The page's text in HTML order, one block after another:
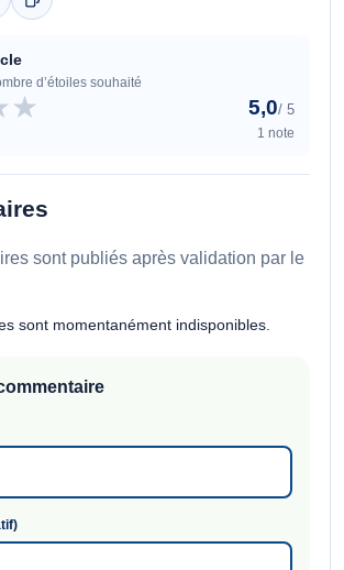
d’étoiles souhaité
★ 5,0/ 5
1 note
sont publiés après validation par le
sont momentanément indisponibles.